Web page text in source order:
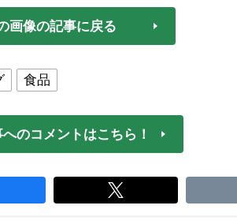
画像の記事に戻る
食品
のコメントはこちら！